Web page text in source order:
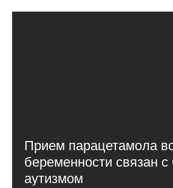
Прием парацетамола
беременности связан
аутизмом